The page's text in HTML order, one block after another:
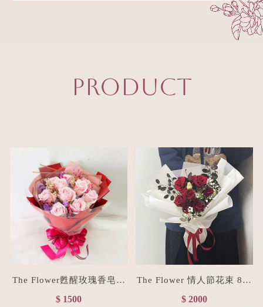
PRODUCT
The Flower甦醒玫瑰香皂花
束(贈禮物提袋/全台宅配）
$ 1500
The Flower 情人節花束 8朵
經典紅玫瑰花束(台北花店/
$ 2000